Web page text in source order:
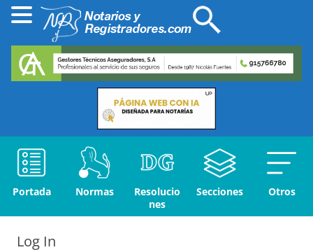
Portada Normas
Resolucio
nes
Secciones Otros
Log In